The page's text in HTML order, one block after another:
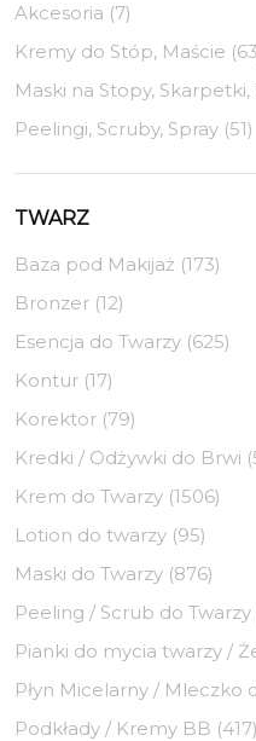
Akcesoria (7)
Kremy do Stóp, Maście
Maski na Stopy, Skarpetki,
Peelingi, Scruby, Spray (51)
TWARZ
Baza pod Makijaż (173)
Bronzer (12)
Esencja do Twarzy (625)
Kontur (17)
Korektor (79)
Kredki / Odżywki do Brwi
Krem do Twarzy (1506)
Lotion do twarzy (95)
Maski do Twarzy (876)
Peeling / Scrub do Twarzy
Pianki do mycia twarzy /
Płyn Micelarny / Mleczko
Podkłady / Kremy BB (417)